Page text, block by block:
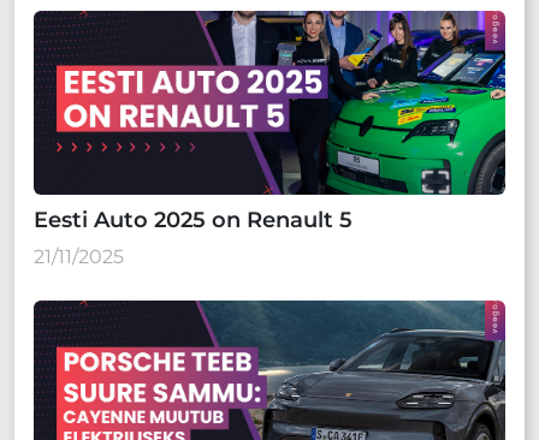
Eesti Auto 2025 on Renault 5
21/11/2025